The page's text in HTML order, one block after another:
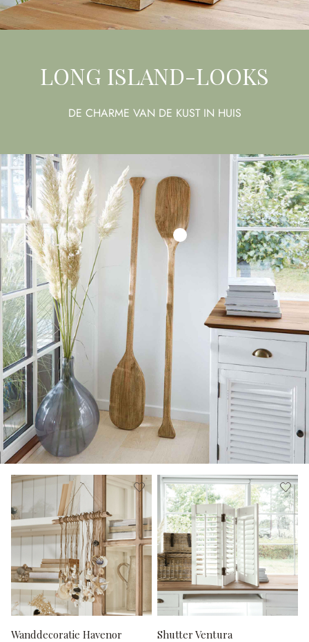
LONG ISLAND-LOOKS
DE CHARME VAN DE KUST IN HUIS
Wanddecoratie Havenor Shutter Ventura